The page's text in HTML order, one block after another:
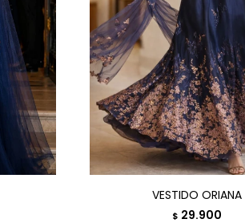
VESTIDO ORIANA
$ 29.900